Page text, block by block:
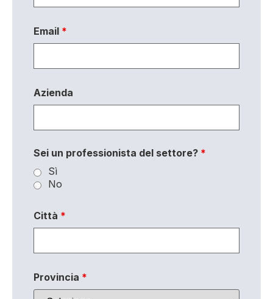
Email *
Azienda
Sei un professionista del settore? *
Sì
No
Città *
Provincia *